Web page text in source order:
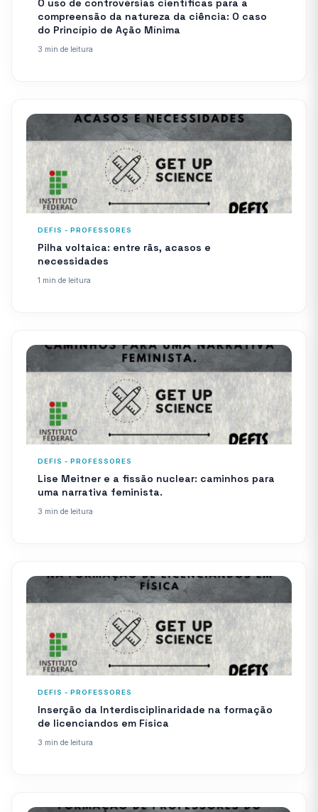
compreensão da natureza da ciência: O caso
do Princípio de Ação Mínima
3 min de leitura
DEFIS - PROFESSORES
Pilha voltaica: entre rãs, acasos e
necessidades
1 min de leitura
DEFIS - PROFESSORES
Lise Meitner e a fissão nuclear: caminhos para
uma narrativa feminista.
3 min de leitura
DEFIS - PROFESSORES
Inserção da Interdisciplinaridade na formação
de licenciandos em Física
3 min de leitura